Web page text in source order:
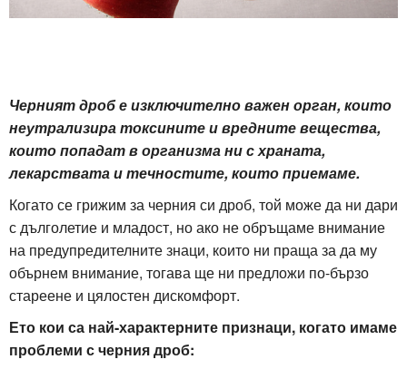
Черният дроб е изключително важен орган, които
неутрализира токсините и вредните вещества,
които попадат в организма ни с храната,
лекарствата и течностите, които приемаме.
Когато се грижим за черния си дроб, той може да ни дари
с дълголетие и младост, но ако не обръщаме внимание
на предупредителните знаци, които ни праща за да му
обърнем внимание, тогава ще ни предложи по-бързо
стареене и цялостен дискомфорт.
Ето кои са най-характерните признаци, когато имаме
проблеми с черния дроб: